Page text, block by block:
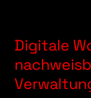
Digitale